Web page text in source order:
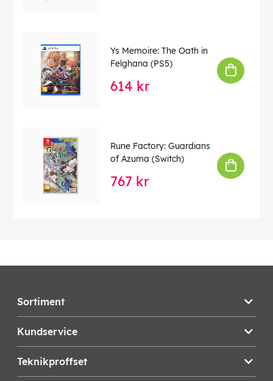
Ys Memoire: The Oath in
Felghana (PS5)
614 kr
Rune Factory: Guardians
of Azuma (Switch)
767 kr
Sortiment
Kundservice
Teknikproffset